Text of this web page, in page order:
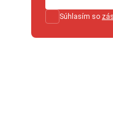
Súhlasím so